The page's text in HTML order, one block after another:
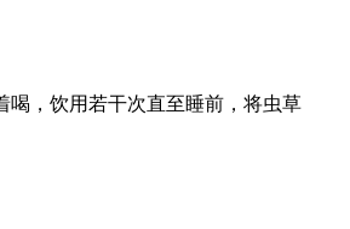
，饮用若干次直至睡前，将虫草